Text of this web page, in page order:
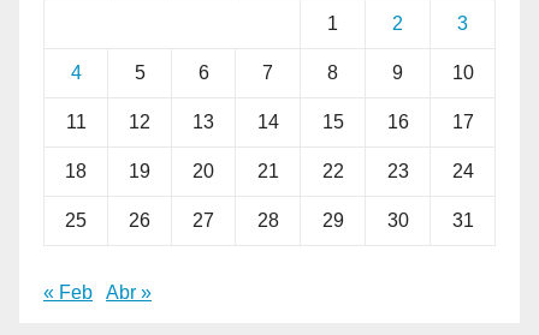
1 2 3
4 5 6 7 8 9 10
11 12 13 14 15 16 17
18 19 20 21 22 23 24
25 26 27 28 29 30 31
« Feb Abr »